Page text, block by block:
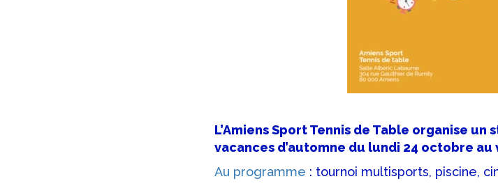
L’Amiens Sport Tennis de Table organise
vacances d’automne du lundi 24 octobre
Au programme : tournoi multisports, piscine,